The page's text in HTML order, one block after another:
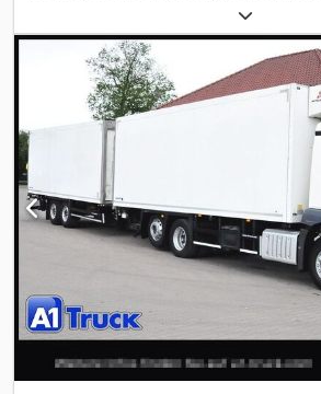
, Getriebetyp:
Emissionsklasse:Euro6, Ausstattung:
Handschaltung- Pharamaufbau&nbsp,-
Dcjdpfxex Dzrgj Apcok Blattfederung